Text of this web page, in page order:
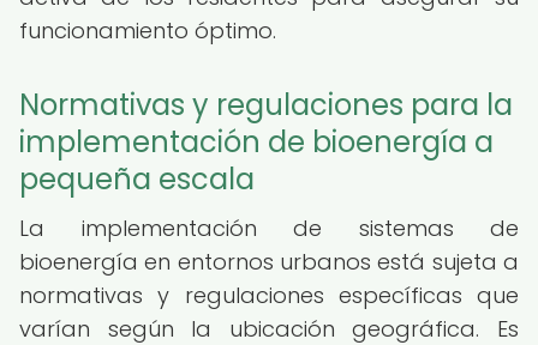
funcionamiento óptimo.
Normativas y regulaciones para la
implementación de bioenergía a
pequeña escala
La implementación de sistemas de
bioenergía en entornos urbanos está sujeta a
normativas y regulaciones específicas que
varían según la ubicación geográfica. Es